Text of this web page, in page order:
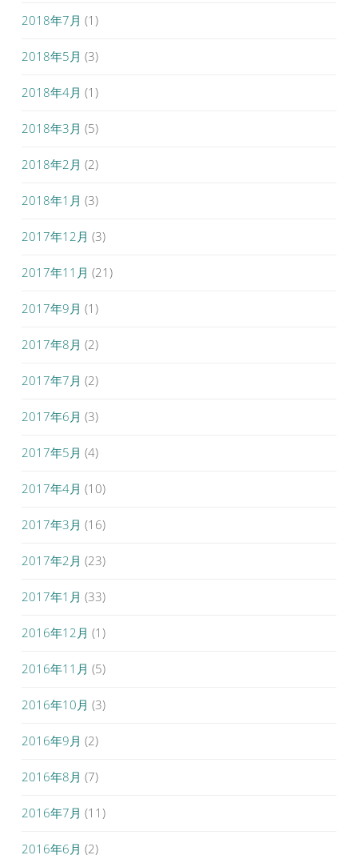
2018年7月 (1)
2018年5月 (3)
2018年4月 (1)
2018年3月 (5)
2018年2月 (2)
2018年1月 (3)
2017年12月 (3)
2017年11月 (21)
2017年9月 (1)
2017年8月 (2)
2017年7月 (2)
2017年6月 (3)
2017年5月 (4)
2017年4月 (10)
2017年3月 (16)
2017年2月 (23)
2017年1月 (33)
2016年12月 (1)
2016年11月 (5)
2016年10月 (3)
2016年9月 (2)
2016年8月 (7)
2016年7月 (11)
2016年6月 (2)